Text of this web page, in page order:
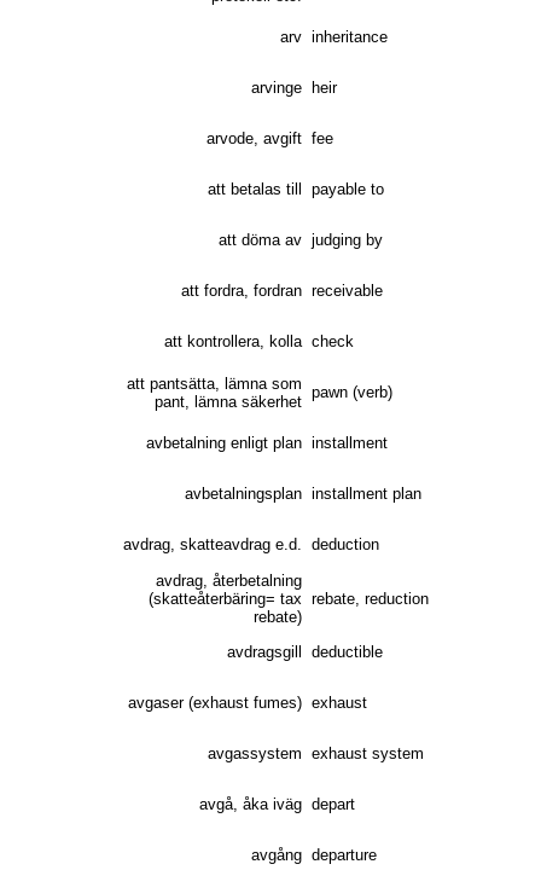
arv inheritance
arvinge heir
arvode, avgift fee
att betalas till payable to
att döma av judging by
att fordra, fordran receivable
att kontrollera, kolla check
att pantsätta, lämna som
pant, lämna säkerhet
pawn (verb)
avbetalning enligt plan installment
avbetalningsplan installment plan
avdrag, skatteavdrag e.d. deduction
avdrag, återbetalning
(skatteåterbäring= tax
rebate)
rebate, reduction
avdragsgill deductible
avgaser (exhaust fumes) exhaust
avgassystem exhaust system
avgå, åka iväg depart
avgång departure